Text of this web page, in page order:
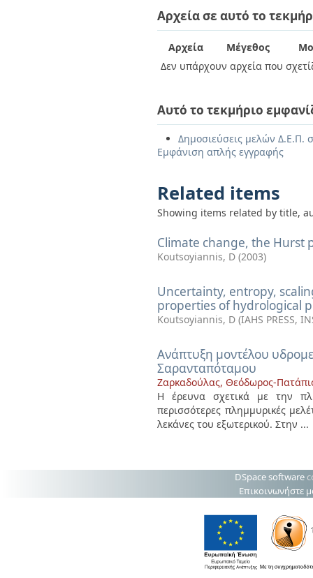
Αρχεία σε αυτό το
Αρχεία Μέγεθος
Δεν υπάρχουν αρχεία που
Αυτό το τεκμήριο
Δημοσιεύσεις μελών Δ.Ε.Π.
Εμφάνιση απλής εγγραφής
Related items
Showing items related by title,
Climate change, the Hurst
Koutsoyiannis, D (2003)
Uncertainty, entropy,
properties of hydrological
Koutsoyiannis, D (IAHS PRESS,
Ανάπτυξη μοντέλου
Σαρανταπόταμου
Ζαρκαδούλας, Θεόδωρος-
Η έρευνα σχετικά με την
περισσότερες πλημμυρικές
λεκάνες του εξωτερικού. Στην ...
DSpace software
Επικοινωνήστε